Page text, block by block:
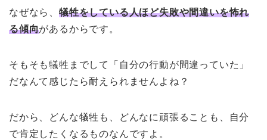
なぜなら、 犠牲をしている人ほど失敗や間違いを怖れ
る傾向があるからです。
そもそも犠牲までして「自分の行動が間違っていた」
だなんて感じたら耐えられませんよね？
だから、どんな犠牲も、どんなに頑張ることも、自分
で肯定したくなるものなんですよ。